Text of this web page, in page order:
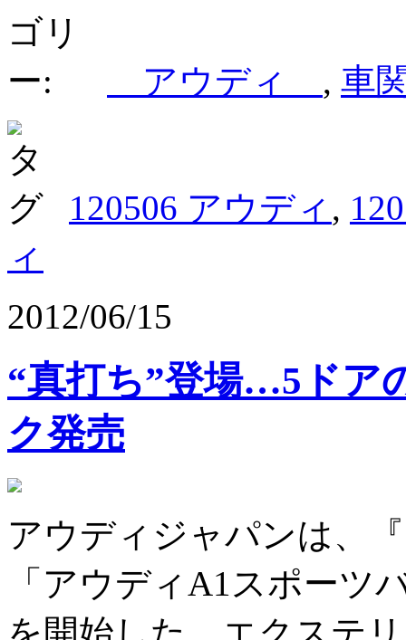
アウディ , 車
120506 アウディ ,
ィ
2012/06/15
“真打ち”登場…5ドア
ク発売
アウディジャパンは、
「アウディA1スポーツ